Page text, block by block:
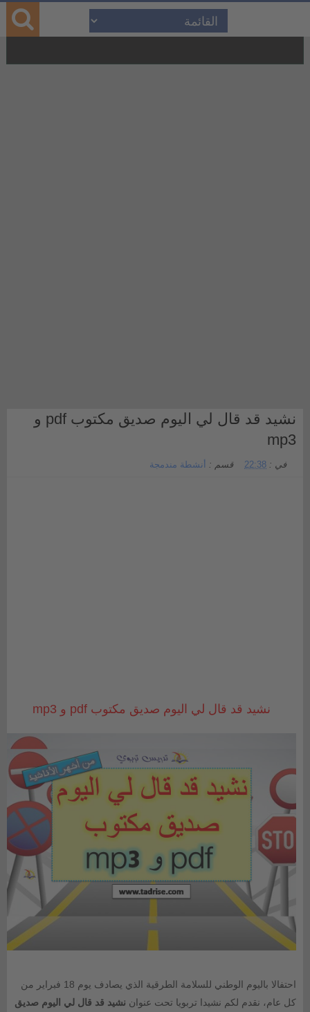
نشيد قد قال لي اليوم صديق مكتوب pdf و
mp3
في : 22:38 قسم : أنشطة مندمجة
نشيد قد قال لي اليوم صديق مكتوب pdf و mp3
احتفالا باليوم الوطني للسلامة الطرقية الذي يصادف يوم 18 فبراير من
كل عام، نقدم لكم نشيدا تربويا تحت عنوان نشيد قد قال لي اليوم صديق